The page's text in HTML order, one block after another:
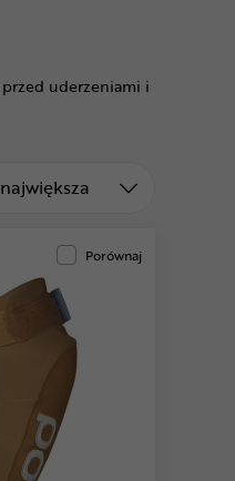
uderzeniami i
Porównaj